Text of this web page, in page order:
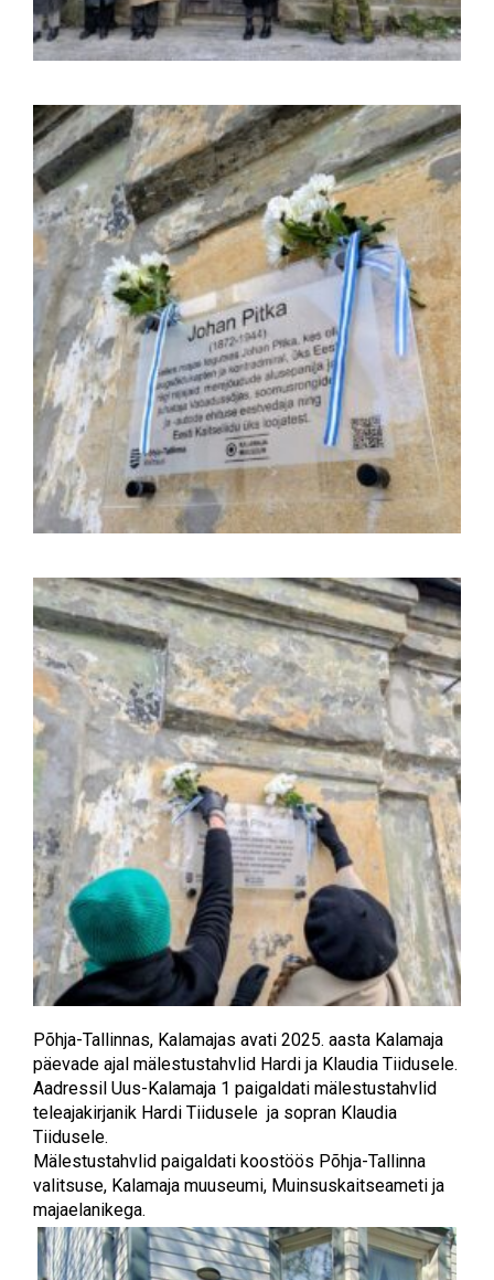
Põhja-Tallinnas, Kalamajas avati 2025. aasta Kalamaja
päevade ajal mälestustahvlid Hardi ja Klaudia Tiidusele.
Aadressil Uus-Kalamaja 1 paigaldati mälestustahvlid
teleajakirjanik Hardi Tiidusele ja sopran Klaudia
Tiidusele.
Mälestustahvlid paigaldati koostöös Põhja-Tallinna
valitsuse, Kalamaja muuseumi, Muinsuskaitseameti ja
majaelanikega.